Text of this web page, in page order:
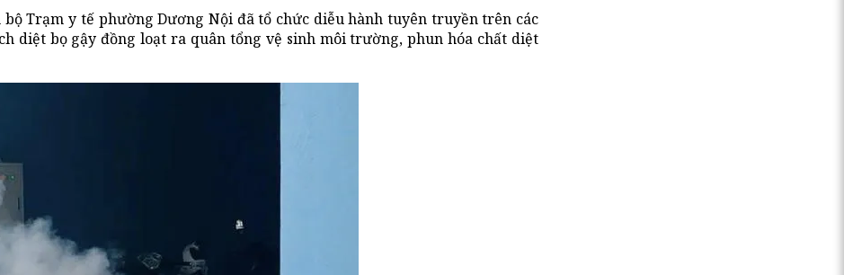
Trạm y tế phường Dương Nội đã tổ chức diễu hành tuyên truyền trên các
diệt bọ gậy đồng loạt ra quân tổng vệ sinh môi trường, phun hóa chất diệt